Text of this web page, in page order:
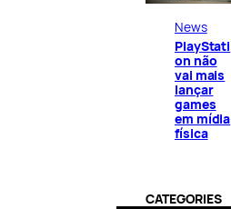
News
PlayStati
on não
vai mais
lançar
games
em mídia
física
CATEGORIES